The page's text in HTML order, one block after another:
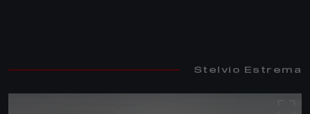
Stelvio Estrema
Stelvio Estrema